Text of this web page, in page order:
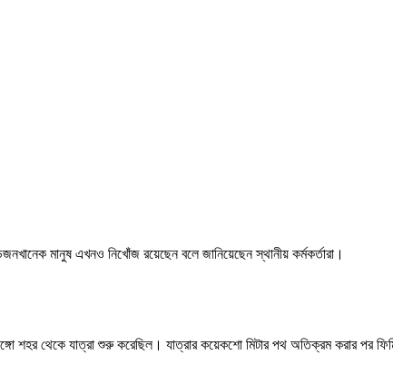
মানুষ এখনও নিখোঁজ রয়েছেন বলে জানিয়েছেন স্থানীয় কর্মকর্তারা।
শহর থেকে যাত্রা শুরু করেছিল। যাত্রার কয়েকশো মিটার পথ অতিক্রম করার পর